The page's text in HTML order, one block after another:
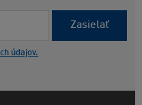
Zasielať
údajov.